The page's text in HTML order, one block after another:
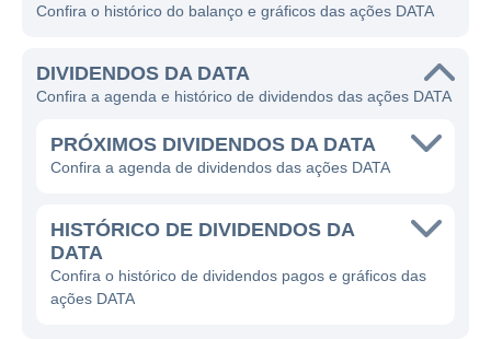
Confira o histórico do balanço e gráficos das ações DATA
DIVIDENDOS DA DATA
Confira a agenda e histórico de dividendos das ações DATA
PRÓXIMOS DIVIDENDOS DA DATA
Confira a agenda de dividendos das ações DATA
HISTÓRICO DE DIVIDENDOS DA
DATA
Confira o histórico de dividendos pagos e gráficos das
ações DATA